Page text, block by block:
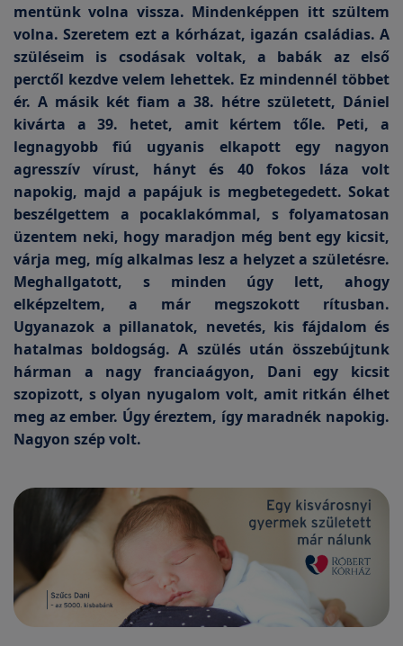
mentünk volna vissza. Mindenképpen itt szültem
volna. Szeretem ezt a kórházat, igazán családias. A
szüléseim is csodásak voltak, a babák az első
perctől kezdve velem lehettek. Ez mindennél többet
ér. A másik két fiam a 38. hétre született, Dániel
kivárta a 39. hetet, amit kértem tőle. Peti, a
legnagyobb fiú ugyanis elkapott egy nagyon
agresszív vírust, hányt és 40 fokos láza volt
napokig, majd a papájuk is megbetegedett. Sokat
beszélgettem a pocaklakómmal, s folyamatosan
üzentem neki, hogy maradjon még bent egy kicsit,
várja meg, míg alkalmas lesz a helyzet a születésre.
Meghallgatott, s minden úgy lett, ahogy
elképzeltem, a már megszokott rítusban.
Ugyanazok a pillanatok, nevetés, kis fájdalom és
hatalmas boldogság. A szülés után összebújtunk
hárman a nagy franciaágyon, Dani egy kicsit
szopizott, s olyan nyugalom volt, amit ritkán élhet
meg az ember. Úgy éreztem, így maradnék napokig.
Nagyon szép volt.